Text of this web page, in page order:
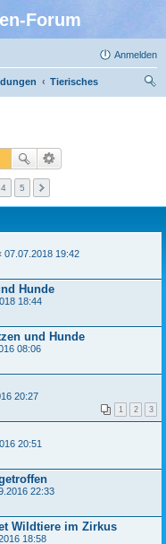
Forum
Anmelden
Tierisches
4 5
07.07.2018 19:42
Hunde
18:44
und Hunde
08:06
20:27
1 2 3
20:51
22:33
Wildtiere im Zirkus
18:58